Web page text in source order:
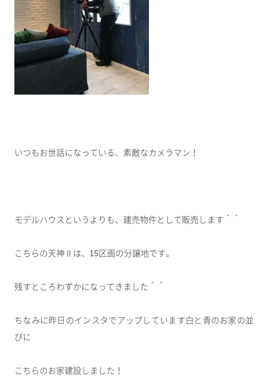
いつもお世話になっている、素敵なカメラマン！
モデルハウスというよりも、建売物件として販売します＾＾
こちらの天神Ⅱは、15区画の分譲地です。
残すところわずかになってきました＾＾
ちなみに昨日のインスタでアップしています白と青のお家の並
びに
こちらのお家建設しました！